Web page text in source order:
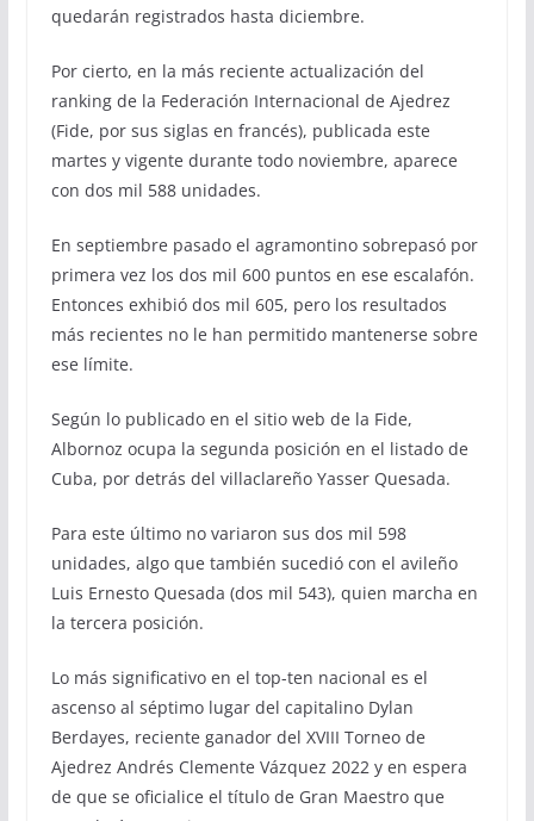
quedarán registrados hasta diciembre.
Por cierto, en la más reciente actualización del
ranking de la Federación Internacional de Ajedrez
(Fide, por sus siglas en francés), publicada este
martes y vigente durante todo noviembre, aparece
con dos mil 588 unidades.
En septiembre pasado el agramontino sobrepasó por
primera vez los dos mil 600 puntos en ese escalafón.
Entonces exhibió dos mil 605, pero los resultados
más recientes no le han permitido mantenerse sobre
ese límite.
Según lo publicado en el sitio web de la Fide,
Albornoz ocupa la segunda posición en el listado de
Cuba, por detrás del villaclareño Yasser Quesada.
Para este último no variaron sus dos mil 598
unidades, algo que también sucedió con el avileño
Luis Ernesto Quesada (dos mil 543), quien marcha en
la tercera posición.
Lo más significativo en el top-ten nacional es el
ascenso al séptimo lugar del capitalino Dylan
Berdayes, reciente ganador del XVIII Torneo de
Ajedrez Andrés Clemente Vázquez 2022 y en espera
de que se oficialice el título de Gran Maestro que